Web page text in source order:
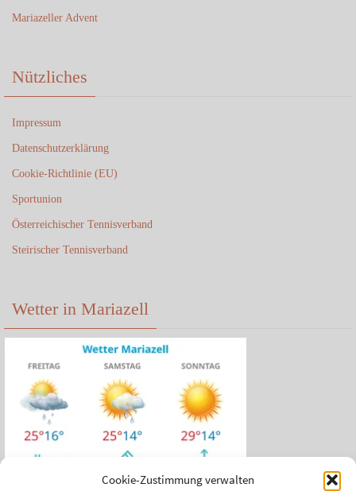
Cookie-Zustimmung verwalten
Mariazeller Advent
Nützliches
Impressum
Datenschutzerklärung
Cookie-Richtlinie (EU)
Sportunion
Österreichischer Tennisverband
Steirischer Tennisverband
Wetter in Mariazell